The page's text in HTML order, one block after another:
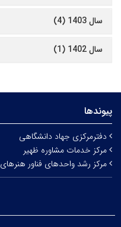
سال 1403 (4)
سال 1402 (1)
پیوندها
دفترمرکزی جهاد دانشگاهی
مرکز خدمات مشاوره ظهیر
مرکز رشد واحدهای فناور